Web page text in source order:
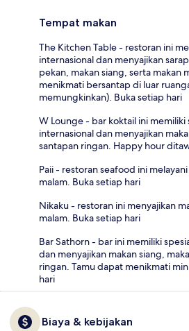
Tempat makan
The Kitchen Table - restoran ini
internasional dan menyajikan
pekan, makan siang, serta makan
menikmati bersantap di luar
memungkinkan). Buka setiap hari
W Lounge - bar koktail ini memiliki
internasional dan menyajikan
santapan ringan. Happy hour
Paii - restoran seafood ini
malam. Buka setiap hari
Nikaku - restoran ini menyajikan
malam. Buka setiap hari
Bar Sathorn - bar ini memiliki
dan menyajikan makan siang,
ringan. Tamu dapat menikmati
hari
Biaya & kebijakan